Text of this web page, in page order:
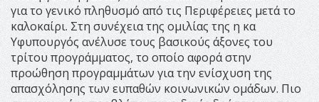
για το γενικό πληθυσμό από τις Περιφέρειες μετά το
καλοκαίρι. Στη συνέχεια της ομιλίας της η κα
Υφυπουργός ανέλυσε τους βασικούς άξονες του
τρίτου προγράμματος, το οποίο αφορά στην
προώθηση προγραμμάτων για την ενίσχυση της
απασχόλησης των ευπαθών κοινωνικών ομάδων. Πιο